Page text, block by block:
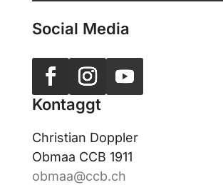
Social Media
Kontaggt
Christian Doppler
Obmaa CCB 1911
obmaa@ccb.ch